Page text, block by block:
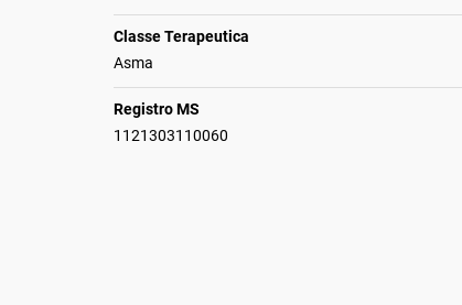
Classe Terapeutica
Asma
Registro MS
1121303110060